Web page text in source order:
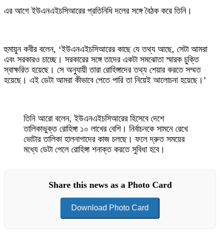
এর আগে ইউএনএইচসিআরের প্রতিনিধি দলের সঙ্গে বৈঠক করে তিনি।
হুমায়ুন কবীর বলেন, ‘ইউএনএইচসিআরের কাছে যে তথ্য আছে, সেটা আমরা
এবং সরকারও চাচ্ছে। সরকারের সঙ্গে তাদের একটা সমঝোতা স্মারক চুক্তি
স্বাক্ষরিত হয়েছে। সে অনুযায়ী তারা রোহিঙ্গাদের তথ্য শেয়ার করতে সম্মত
হয়েছে। এই ডেটা আমরা কীভাবে পেতে পারি তা নিয়েই আলোচনা হয়েছে।’
তিনি আরো বলেন, ইউএনএইচসিআরের হিসেবে দেশে
তালিকাভুক্ত রোহিঙ্গা ১০ লাখের বেশি। নির্বাচনকে সামনে রেখে
ভোটার তালিকা হালনাগাদের কাজ চলছে। ফলে দ্রুত সময়ের
মধ্যে ডেটা পেলে রোহিঙ্গা শনাক্ত করতে সুবিধা হবে।
Share this news as a Photo Card
Download Photo Card